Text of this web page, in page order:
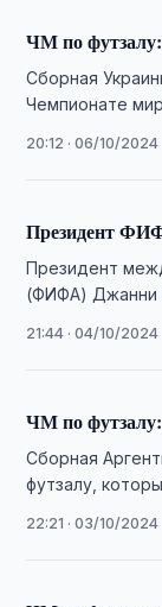
ЧМ по
Сборная
Чемпионате
20:12 · 06/10/2024
Президент
Президент
(ФИФА) Джанни
21:44 · 04/10/2024
ЧМ по
Сборная
футзалу,
22:21 · 03/10/2024